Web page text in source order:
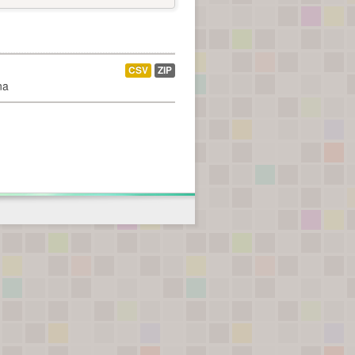
CSV ZIP